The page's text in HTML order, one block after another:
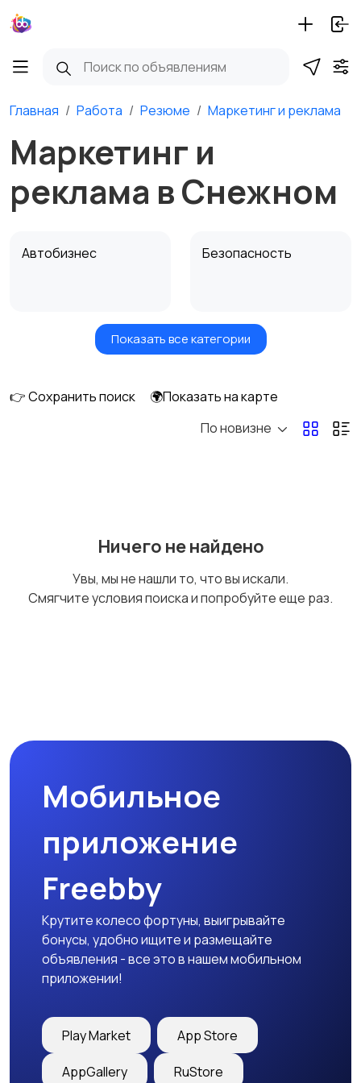
Главная Работа Резюме Маркетинг и реклама
Маркетинг и
реклама в Снежном
Автобизнес Безопасность
Бытовые услуги и
Высший менеджмент
Добыча сырья,
Медицина Начало карьеры
Образование и наука
закупки
Показать все категории
👉 Сохранить поиск
🌍Показать на карте
По новизне
Ничего не найдено
Увы, мы не нашли то, что вы искали.
Смягчите условия поиска и попробуйте еще раз.
Мобильное
приложение
Freebby
Крутите колесо фортуны, выигрывайте
бонусы, удобно ищите и размещайте
объявления - все это в нашем мобильном
приложении!
Play Market App Store
AppGallery RuStore